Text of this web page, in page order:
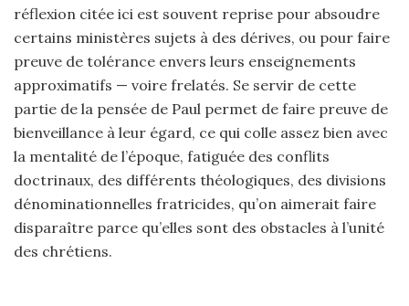
réflexion citée ici est souvent reprise pour absoudre
certains ministères sujets à des dérives, ou pour faire
preuve de tolérance envers leurs enseignements
approximatifs — voire frelatés. Se servir de cette
partie de la pensée de Paul permet de faire preuve de
bienveillance à leur égard, ce qui colle assez bien avec
la mentalité de l’époque, fatiguée des conflits
doctrinaux, des différents théologiques, des divisions
dénominationnelles fratricides, qu’on aimerait faire
disparaître parce qu’elles sont des obstacles à l’unité
des chrétiens.